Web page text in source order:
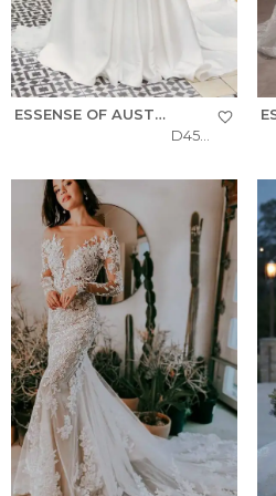
ESSENSE OF AUSTRALIA
D4566